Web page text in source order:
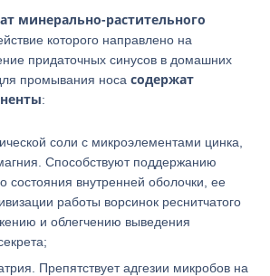
минерально-растительного
которого направлено на
придаточных синусов в домашних
промывания носасодержат
:
соли с микроэлементами цинка,
Способствуют поддержанию
состояния внутренней оболочки, ее
работы ворсинок реснитчатого
и облегчению выведения
Препятствует адгезии микробов на